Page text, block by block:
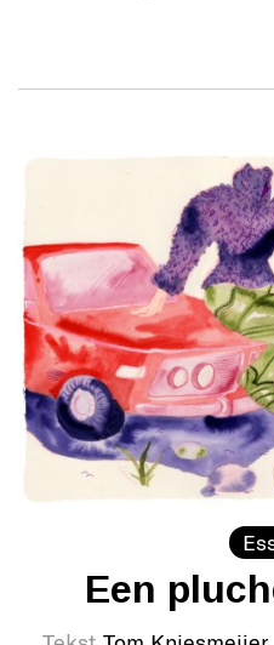
Een